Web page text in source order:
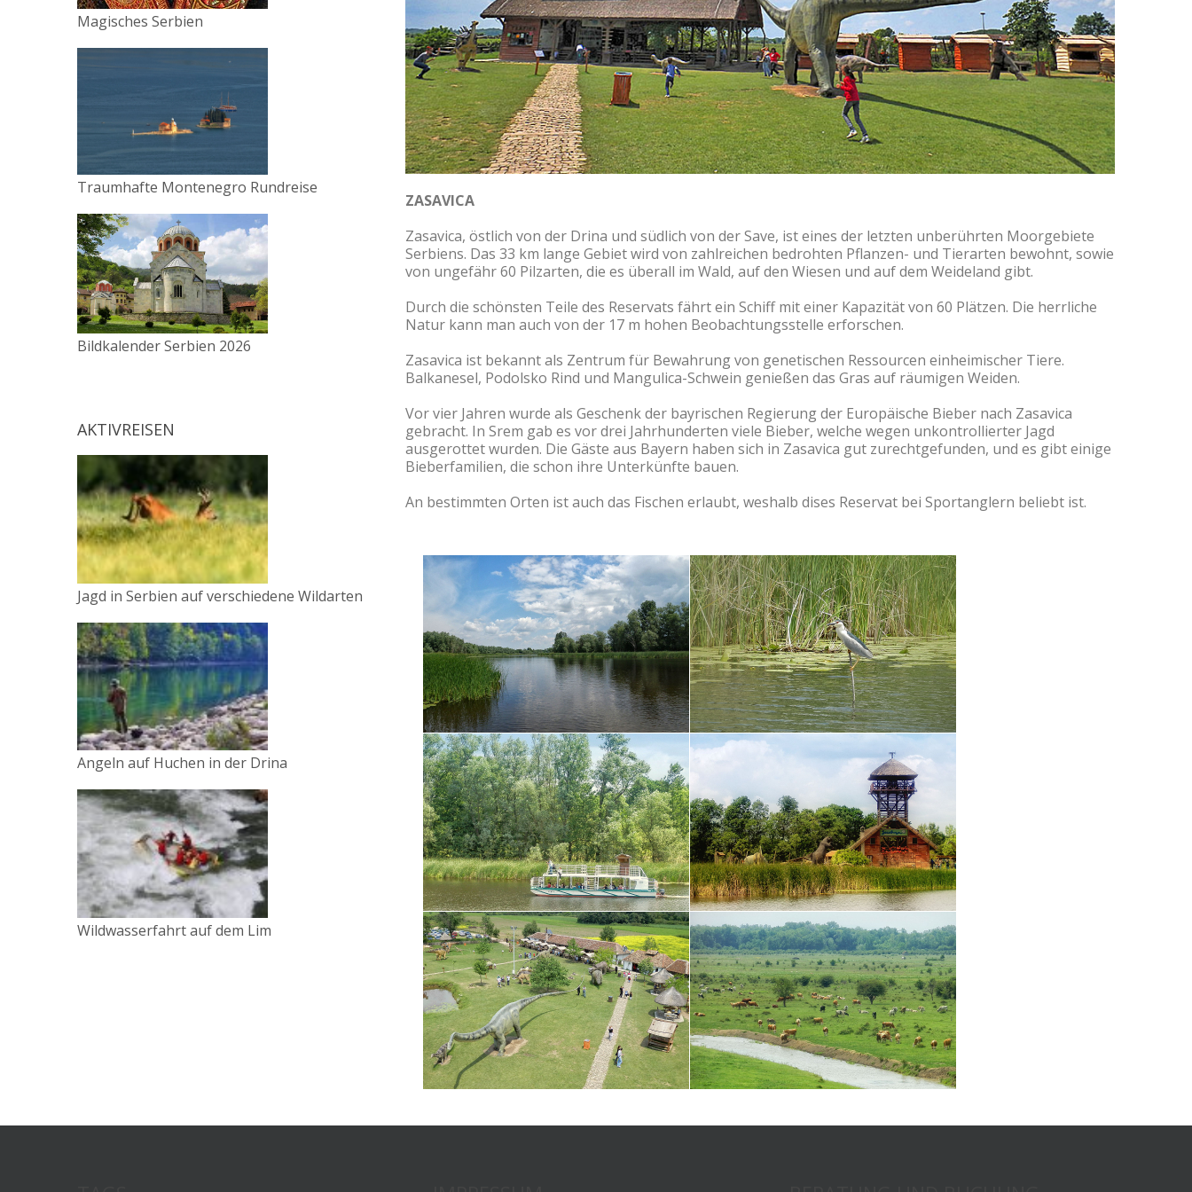
ZASAVICA
Zasavica, östlich von der Drina und südlich von der Save, ist eines der letzten unberührten Moorgebiete
Serbiens. Das 33 km lange Gebiet wird von zahlreichen bedrohten Pflanzen- und Tierarten bewohnt, sowie
von ungefähr 60 Pilzarten, die es überall im Wald, auf den Wiesen und auf dem Weideland gibt.
Durch die schönsten Teile des Reservats fährt ein Schiff mit einer Kapazität von 60 Plätzen. Die herrliche
Natur kann man auch von der 17 m hohen Beobachtungsstelle erforschen.
Zasavica ist bekannt als Zentrum für Bewahrung von genetischen Ressourcen einheimischer Tiere.
Balkanesel, Podolsko Rind und Mangulica-Schwein genießen das Gras auf räumigen Weiden.
Vor vier Jahren wurde als Geschenk der bayrischen Regierung der Europäische Bieber nach Zasavica
gebracht. In Srem gab es vor drei Jahrhunderten viele Bieber, welche wegen unkontrollierter Jagd
ausgerottet wurden. Die Gäste aus Bayern haben sich in Zasavica gut zurechtgefunden, und es gibt einige
Bieberfamilien, die schon ihre Unterkünfte bauen.
An bestimmten Orten ist auch das Fischen erlaubt, weshalb dises Reservat bei Sportanglern beliebt ist.
Magisches Serbien
Traumhafte Montenegro Rundreise
Bildkalender Serbien 2026
AKTIVREISEN
Jagd in Serbien auf verschiedene Wildarten
Angeln auf Huchen in der Drina
Wildwasserfahrt auf dem Lim